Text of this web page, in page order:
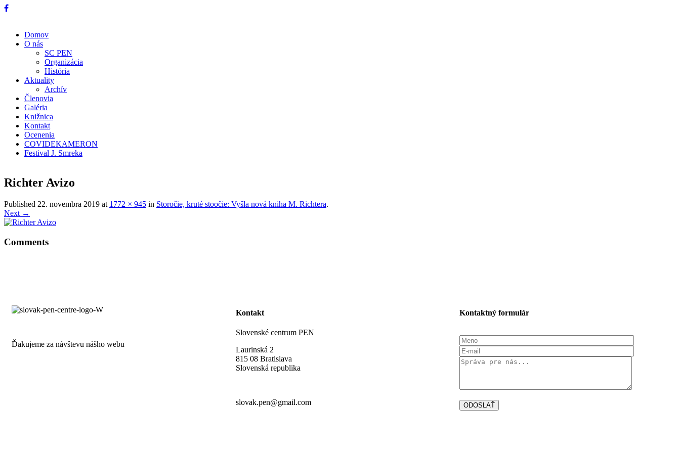
Domov
O nás
SC PEN
Organizácia
História
Aktuality
Archív
Členovia
Galéria
Knižnica
Kontakt
Ocenenia
COVIDEKAMERON
Festival J. Smreka
Richter Avizo
Published 22. novembra 2019 at 1772 × 945 in Storočie, kruté stoočie: Vyšla nová kniha M. Richtera.
Next →
Comments
Ďakujeme za návštevu nášho webu
Kontakt
Slovenské centrum PEN
Laurinská 2
815 08 Bratislava
Slovenská republika
slovak.pen@gmail.com
Kontaktný formulár